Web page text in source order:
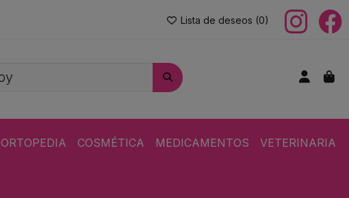
Lista de deseos (0)
ORTOPEDIA COSMÉTICA MEDICAMENTOS VETERINARIA